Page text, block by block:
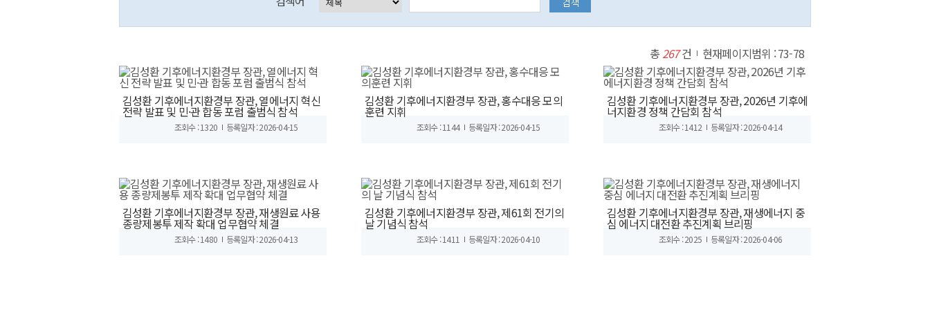
총267건 현재페이지범위 : 73-78
김성환 기후에너지환경부 장관, 열에너지 혁신
전략 발표 및 민·관 합동 포럼 출범식 참석
조회수 : 1320 등록일자 : 2026-04-15
김성환 기후에너지환경부 장관, 홍수대응 모의
훈련 지휘
조회수 : 1144 등록일자 : 2026-04-15
김성환 기후에너지환경부 장관, 2026년 기후에
너지환경 정책 간담회 참석
조회수 : 1412 등록일자 : 2026-04-14
김성환 기후에너지환경부 장관, 재생원료 사용
종량제봉투 제작 확대 업무협약 체결
조회수 : 1480 등록일자 : 2026-04-13
김성환 기후에너지환경부 장관, 제61회 전기의
날 기념식 참석
조회수 : 1411 등록일자 : 2026-04-10
김성환 기후에너지환경부 장관, 재생에너지 중
심 에너지 대전환 추진계획 브리핑
조회수 : 2025 등록일자 : 2026-04-06